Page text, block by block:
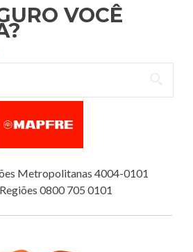
VOCÊ
Metropolitanas 4004-0101
0800 705 0101